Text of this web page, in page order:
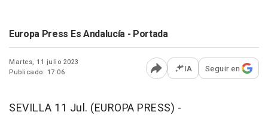
Europa Press Es Andalucía - Portada
Martes, 11 julio 2023
Publicado: 17:06
Abrir opciones para
IA Seguir en
SEVILLA 11 Jul. (EUROPA PRESS) -